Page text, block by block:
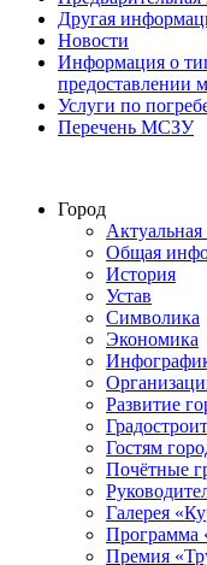
Другая
Новости
Информация о
предоставлении
Услуги по
Перечень МСЗУ
Город
Общая
История
Устав
Символика
Экономика
Развитие
Гостям
Почётные
Галерея
Программа
Премия